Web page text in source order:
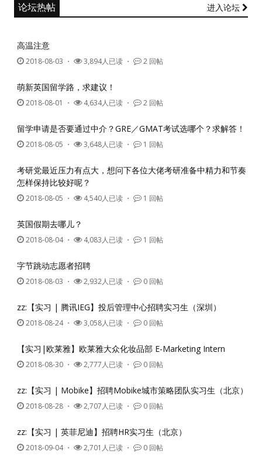
论坛热帖 进入论坛
高温注意
2018-08-03 ・ 3,894人已读 ・ 2 回帖
萌新英国留学路，求建议！
2018-08-01 ・ 4,634人已读 ・ 2 回帖
留学申请是否要通过中介？GRE／GMAT考试选哪个？求解答！
2018-08-05 ・ 3,648人已读 ・ 1 回帖
考研党最近压力有点大，想问下各位大佬考研准备中精力和节奏
怎样保持比较好呢？
2018-08-05 ・ 4,540人已读 ・ 1 回帖
英国假期去哪儿？
2018-08-04・ 4,083人已读 ・ 1 回帖
字节跳动志愿者招聘
2018-08-03 ・ 2,932人已读 ・ 0 回帖
zz:【实习 | 腾讯IEG】投后管理中心招聘实习生（深圳）
2018-08-24・ 3,058人已读 ・ 0 回帖
【实习|欧莱雅】欧莱雅大众化妆品部 E-Marketing Intern
2018-08-30 ・ 2,777人已读 ・ 0 回帖
zz:【实习 | Mobike】招聘Mobike城市策略团队实习生（北京）
2018-08-28 ・ 2,707人已读 ・ 0 回帖
zz:【实习 | 英菲尼迪】招聘HR实习生（北京）
2018-09-04・ 2,701人已读 ・ 0 回帖